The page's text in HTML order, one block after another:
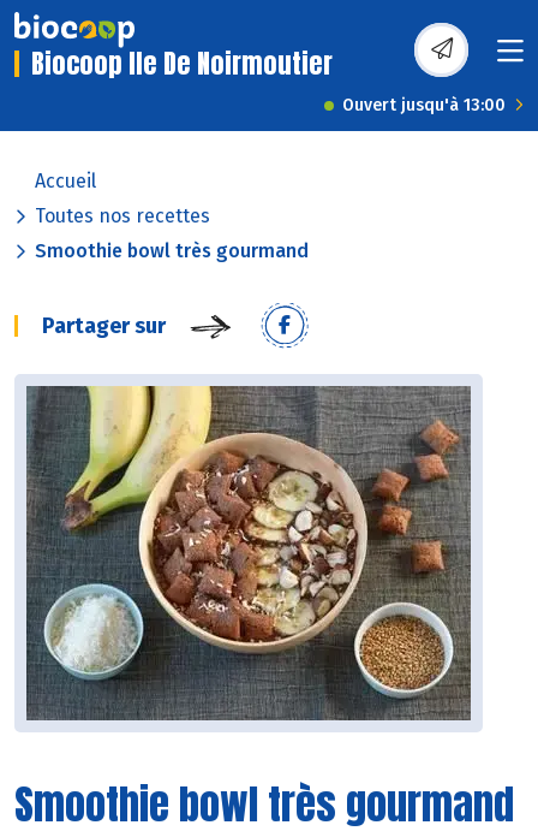
Biocoop Ile De Noirmoutier
Ouvert jusqu'à 13:00
Accueil
Toutes nos recettes
Smoothie bowl très gourmand
Partager sur
Smoothie bowl très gourmand